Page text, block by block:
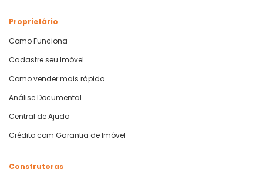
Proprietário
Como Funciona
Cadastre seu Imóvel
Como vender mais rápido
Análise Documental
Central de Ajuda
Crédito com Garantia de Imóvel
Construtoras